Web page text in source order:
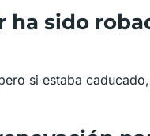
ha sido
si estaba